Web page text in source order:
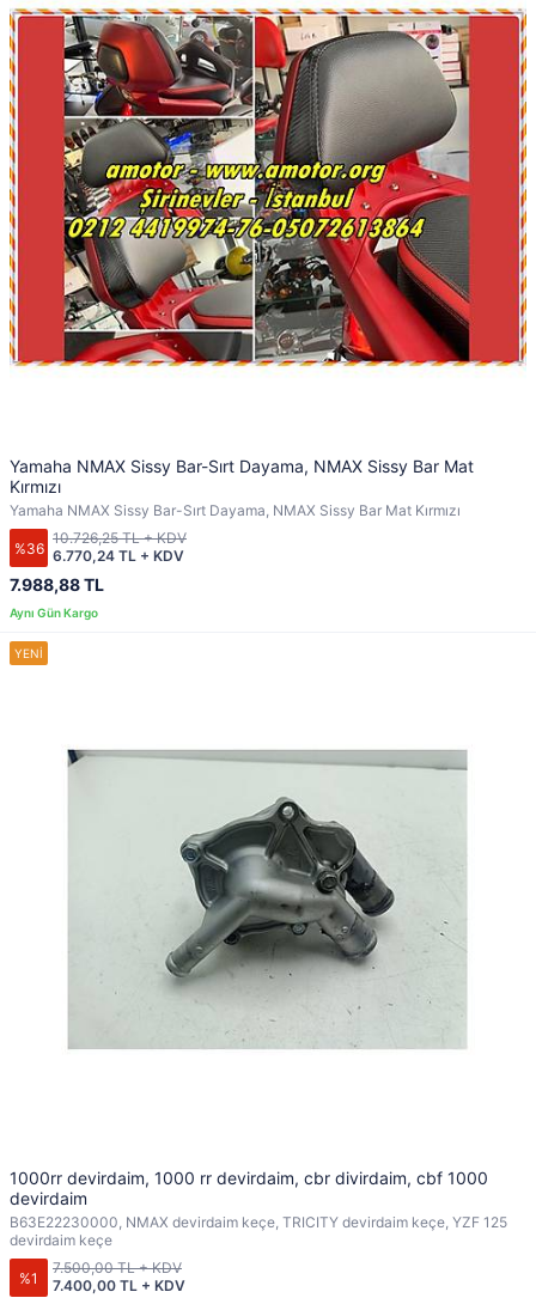
Yamaha NMAX Sissy Bar-Sırt Dayama, NMAX Sissy Bar Mat
Kırmızı
Yamaha NMAX Sissy Bar-Sırt Dayama, NMAX Sissy Bar Mat Kırmızı
%36
7.988,88 TL
6.770,24 TL + KDV
10.726,25 TL + KDV
1000rr devirdaim, 1000 rr devirdaim, cbr divirdaim, cbf 1000
devirdaim
B63E22230000, NMAX devirdaim keçe, TRICITY devirdaim keçe, YZF 125
devirdaim keçe
%1 7.400,00 TL + KDV
7.500,00 TL + KDV